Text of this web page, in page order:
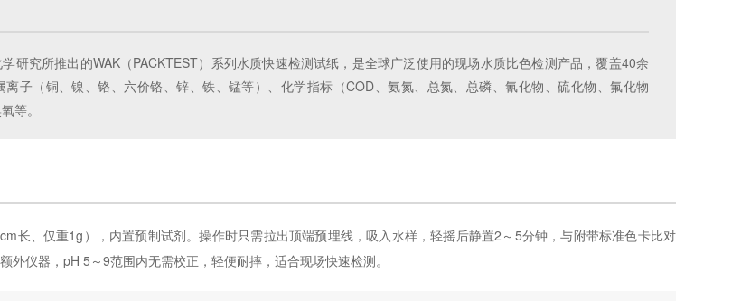
研究所推出的WAK（PACKTEST）系列水质快速检测试纸，是全球广泛使用的现场水质比色检测产品，覆盖40余
子（铜、镍、铬、六价铬、锌、铁、锰等）、化学指标（COD、氨氮、总氮、总磷、氰化物、硫化物、氟化物
等。
长、仅重1g），内置预制试剂。操作时只需拉出顶端预埋线，吸入水样，轻摇后静置2～5分钟，与附带标准色卡比对
外仪器，pH 5～9范围内无需校正，轻便耐摔，适合现场快速检测。